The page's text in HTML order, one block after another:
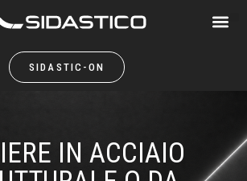
SIDASTIC-ON
IN ACCIAIO